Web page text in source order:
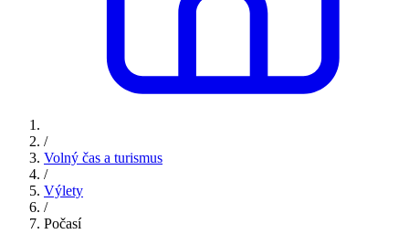
/
Volný čas a turismus
/
Výlety
/
Počasí